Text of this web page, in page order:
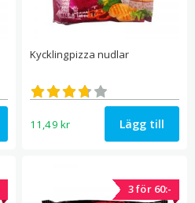
Kycklingpizza nudlar
Betygsatt
3.71
av 5
11,49 kr Lägg till
3 för 60:-